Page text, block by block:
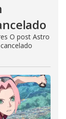
O post Astro